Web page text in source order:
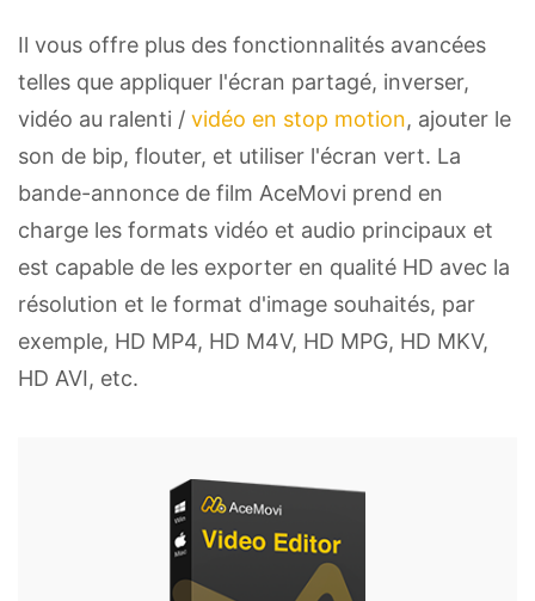
Il vous offre plus des fonctionnalités avancées
telles que appliquer l'écran partagé, inverser,
vidéo au ralenti / vidéo en stop motion, ajouter le
son de bip, flouter, et utiliser l'écran vert. La
bande-annonce de film AceMovi prend en
charge les formats vidéo et audio principaux et
est capable de les exporter en qualité HD avec la
résolution et le format d'image souhaités, par
exemple, HD MP4, HD M4V, HD MPG, HD MKV,
HD AVI, etc.